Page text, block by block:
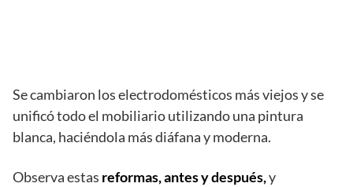
Se cambiaron los electrodomésticos más viejos y se
unificó todo el mobiliario utilizando una pintura
blanca, haciéndola más diáfana y moderna.
Observa estas reformas, antes y después,y